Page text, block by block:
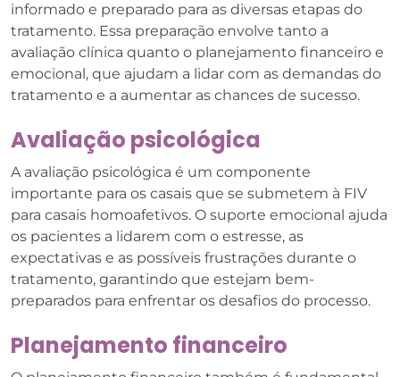
informado e preparado para as diversas etapas do
tratamento. Essa preparação envolve tanto a
avaliação clínica quanto o planejamento financeiro e
emocional, que ajudam a lidar com as demandas do
tratamento e a aumentar as chances de sucesso.
Avaliação psicológica
A avaliação psicológica é um componente
importante para os casais que se submetem à FIV
para casais homoafetivos. O suporte emocional ajuda
os pacientes a lidarem com o estresse, as
expectativas e as possíveis frustrações durante o
tratamento, garantindo que estejam bem-
preparados para enfrentar os desafios do processo.
Planejamento financeiro